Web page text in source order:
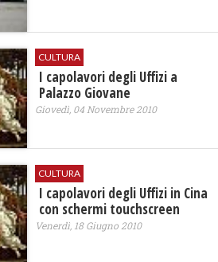
CULTURA
I capolavori degli Uffizi a
Palazzo Giovane
Giovedì, 04 Novembre 2010
CULTURA
I capolavori degli Uffizi in Cina
con schermi touchscreen
Venerdì, 18 Giugno 2010